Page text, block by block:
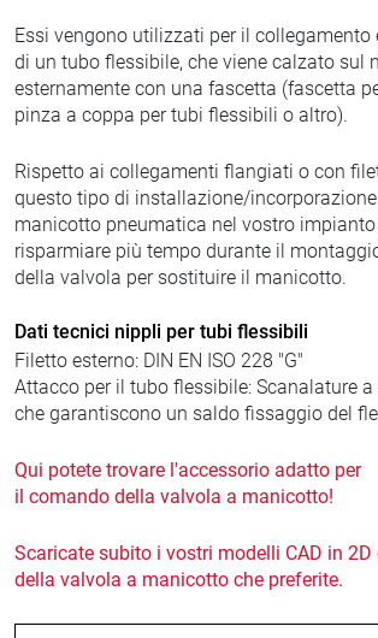
Essi vengono utilizzati per il
di un tubo flessibile, che viene calzato sul
esternamente con una fascetta (fascetta
pinza a coppa per tubi flessibili o altro).
Rispetto ai collegamenti flangiati o con
questo tipo di installazione/
manicotto pneumatica nel vostro
risparmiare più tempo durante il
della valvola per sostituire il manicotto.
Dati tecnici nippli per tubi flessibili
Filetto esterno: DIN EN ISO 228 "G"
Attacco per il tubo flessibile: Scanalature a
che garantiscono un saldo fissaggio del
Qui potete trovare l'accessorio adatto per
il comando della valvola a manicotto!
Scaricate subito i vostri modelli CAD in 2D
della valvola a manicotto che preferite.